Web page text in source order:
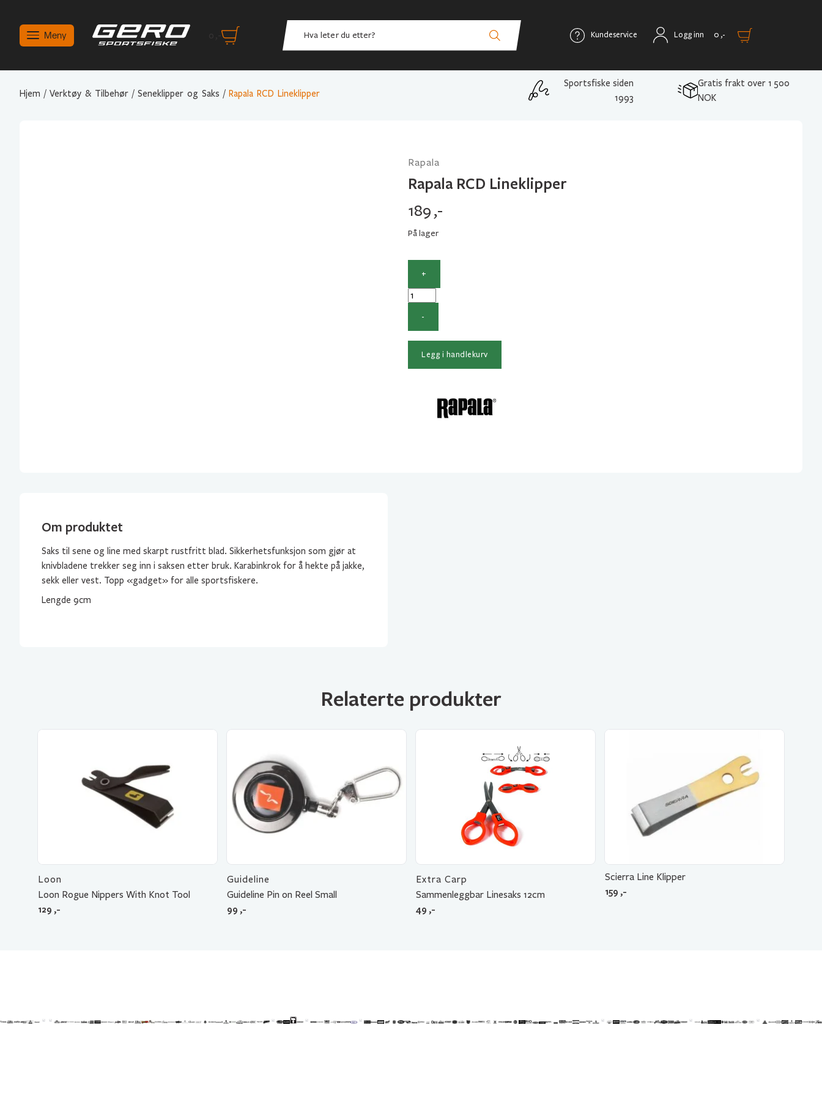
Meny Kundeservice Logg inn 0 ,-
Hjem / Verktøy & Tilbehør / Seneklipper og Saks / Rapala RCD Lineklipper
Sportsfiske siden
1993
Gratis frakt over 1 500
NOK
Rapala
Rapala RCD Lineklipper
189,-
På lager
+
Rapala
antall
-
Legg i handlekurv
Om produktet
Saks til sene og line med skarpt rustfritt blad. Sikkerhetsfunksjon som gjør at
knivbladene trekker seg inn i saksen etter bruk. Karabinkrok for å hekte på jakke,
sekk eller vest. Topp «gadget» for alle sportsfiskere.
Lengde 9cm
Relaterte produkter
Loon
Loon Rogue Nippers With Knot Tool
129 ,-
Guideline
Guideline Pin on Reel Small
99 ,-
Extra Carp
Sammenleggbar Linesaks 12cm
49 ,-
Scierra Line Klipper
159 ,-